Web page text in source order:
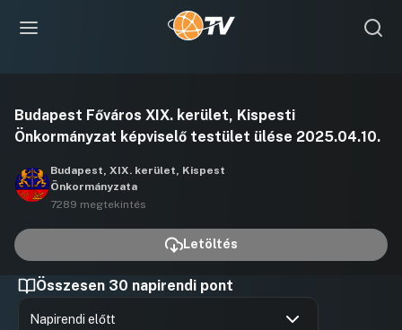
lejátszása
Budapest Főváros XIX. kerület, Kispesti
Önkormányzat képviselő testület ülése 2025.04.10.
Budapest, XIX. kerület, Kispest
Önkormányzata
7289 megtekintés
Letöltés
Összesen 30 napirendi pont
Napirendi előtt